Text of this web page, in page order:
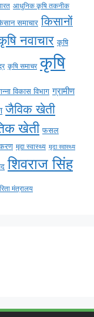
आधुनिक कृषि तकनीक
समाचार किसानों
नवाचार कृषि
कृषि समाचर कृषि
विकास विभाग ग्रामीण
जैविक खेती
खेती फसल
मृदा स्वास्थ्य मृदा स्वास्थ्य
शिवराज सिंह
मंत्रालय